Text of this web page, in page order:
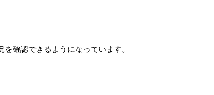
確認できるようになっています。